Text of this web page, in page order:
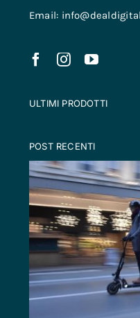
Email:
ULTIMI PRODOTTI
POST RECENTI